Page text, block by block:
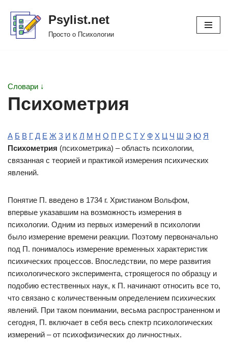
Перейти
Psylist.net
Просто о Психологии
Словари ↓
Психометрия
А Б В Г Д Е Ж З И К Л М Н О П Р С Т У Ф Х Ц Ч Ш Э Ю Я
Психометрия (психометрика) – область психологии,
связанная с теорией и практикой измерения психических
явлений.
Понятие П. введено в 1734 г. Христианом Вольфом,
впервые указавшим на возможность измерения в
психологии. Одним из первых измерений в психологии
было измерение времени реакции. Поэтому первоначально
под П. понималось измерение временных характеристик
психических процессов. Впоследствии, по мере развития
психологического эксперимента, строящегося по образцу и
подобию естественных наук, к П. начинают относить все то,
что связано с количественным определением психических
явлений. При таком понимании, весьма распространенном и
сегодня, П. включает в себя весь спектр психологических
измерений – от психофизических до личностных.